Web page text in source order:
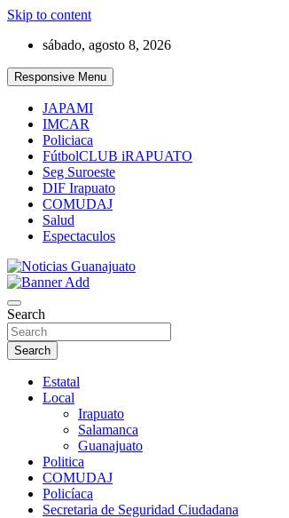
Skip to content
sábado, agosto 8, 2026
Responsive Menu
JAPAMI
IMCAR
Policiaca
FútbolCLUB iRAPUATO
Seg Suroeste
DIF Irapuato
COMUDAJ
Salud
Espectaculos
Noticias Guanajuato
Search
Search
Estatal
Local
Irapuato
Salamanca
Guanajuato
Politica
COMUDAJ
Policíaca
Secretaria de Seguridad Ciudadana